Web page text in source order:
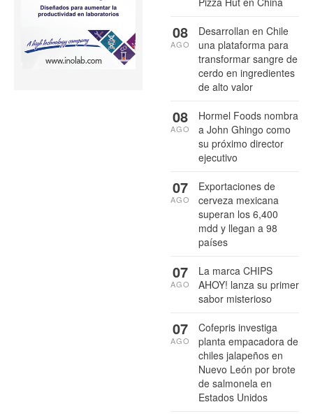
Desarrollan en Chile
una plataforma para
transformar sangre de
cerdo en ingredientes
de alto valor
08
AGO
Hormel Foods nombra
a John Ghingo como
su próximo director
ejecutivo
08
AGO
Exportaciones de
cerveza mexicana
superan los 6,400
mdd y llegan a 98
países
07
AGO
La marca CHIPS
AHOY! lanza su primer
sabor misterioso
07
AGO
Cofepris investiga
planta empacadora de
chiles jalapeños en
Nuevo León por brote
de salmonela en
Estados Unidos
07
AGO